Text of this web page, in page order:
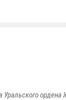
ордена